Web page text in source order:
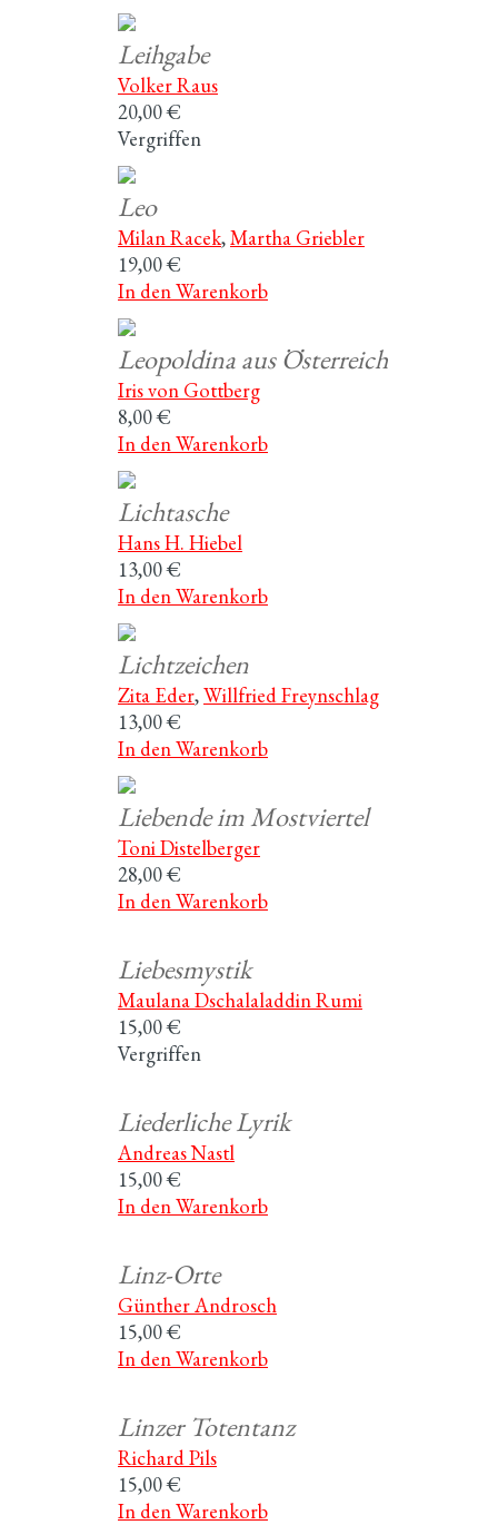
Leihgabe
Volker Raus
20,00 €
Vergriffen
Leo
Milan Racek,Martha Griebler
19,00 €
In den Warenkorb
Leopoldina aus Österreich
Iris von Gottberg
8,00 €
In den Warenkorb
Lichtasche
Hans H. Hiebel
13,00 €
In den Warenkorb
Lichtzeichen
Zita Eder,Willfried Freynschlag
13,00 €
In den Warenkorb
Liebende im Mostviertel
Toni Distelberger
28,00 €
In den Warenkorb
Liebesmystik
Maulana Dschalaladdin Rumi
15,00 €
Vergriffen
Liederliche Lyrik
Andreas Nastl
15,00 €
In den Warenkorb
Linz-Orte
Günther Androsch
15,00 €
In den Warenkorb
Linzer Totentanz
Richard Pils
15,00 €
In den Warenkorb